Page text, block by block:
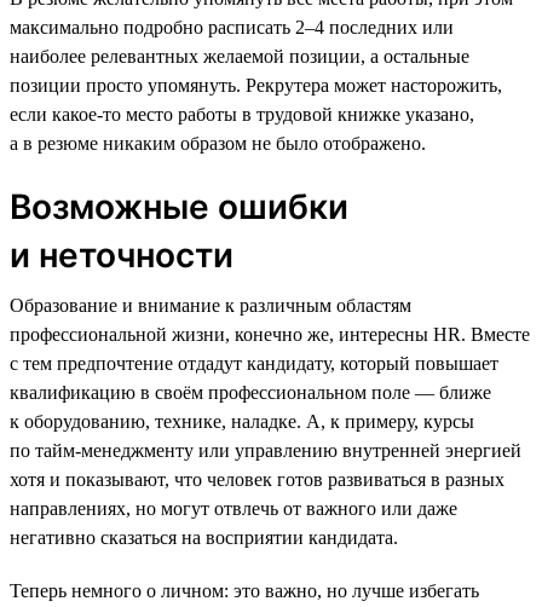
максимально подробно расписать 2–4 последних или
наиболее релевантных желаемой позиции, а остальные
позиции просто упомянуть. Рекрутера может насторожить,
если какое-то место работы в трудовой книжке указано,
а в резюме никаким образом не было отображено.
Возможные ошибки
и неточности
Образование и внимание к различным областям
профессиональной жизни, конечно же, интересны HR. Вместе
с тем предпочтение отдадут кандидату, который повышает
квалификацию в своём профессиональном поле — ближе
к оборудованию, технике, наладке. А, к примеру, курсы
по тайм-менеджменту или управлению внутренней энергией
хотя и показывают, что человек готов развиваться в разных
направлениях, но могут отвлечь от важного или даже
негативно сказаться на восприятии кандидата.
Теперь немного о личном: это важно, но лучше избегать